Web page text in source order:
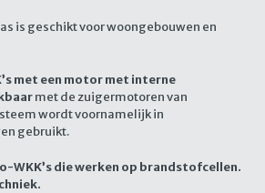
is geschikt voor woongebouwen en
met een motor met interne
met de zuigermotoren van
wordt voornamelijk in
gebruikt.
WKK’s die werken op brandstofcellen.